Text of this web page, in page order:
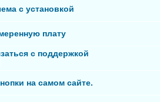
с установкой
плату
с поддержкой
на самом сайте.